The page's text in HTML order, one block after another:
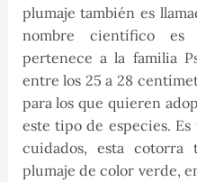
plumaje también es
nombre científico es
pertenece a la familia
entre los 25 a 28
para los que quieren
este tipo de especies.
cuidados, esta
plumaje de color verde,